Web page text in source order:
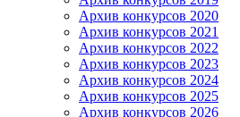
Архив конкурсов 2020
Архив конкурсов 2021
Архив конкурсов 2022
Архив конкурсов 2023
Архив конкурсов 2024
Архив конкурсов 2025
Архив конкурсов 2026